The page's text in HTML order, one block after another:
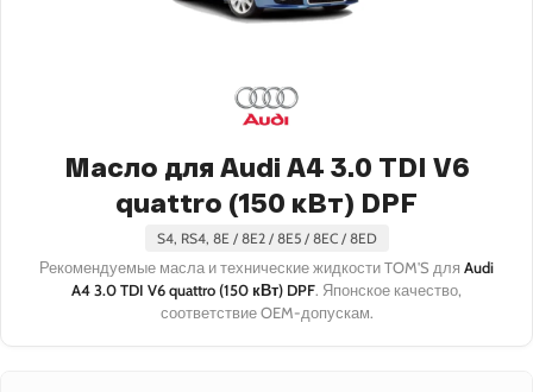
Масло для Audi A4 3.0 TDI V6
quattro (150 кВт) DPF
S4, RS4, 8E / 8E2 / 8E5 / 8EC / 8ED
Рекомендуемые масла и технические жидкости TOM'S для Audi
A4 3.0 TDI V6 quattro (150 кВт) DPF. Японское качество,
соответствие OEM-допускам.